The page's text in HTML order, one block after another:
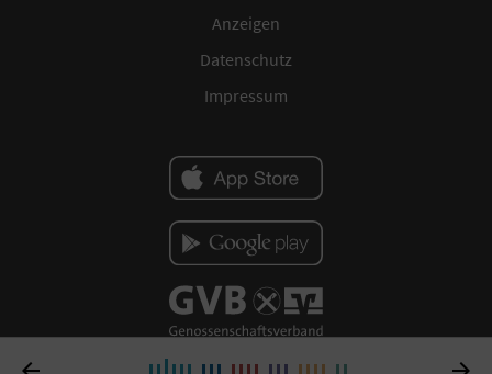
Anzeigen
Datenschutz
Impressum